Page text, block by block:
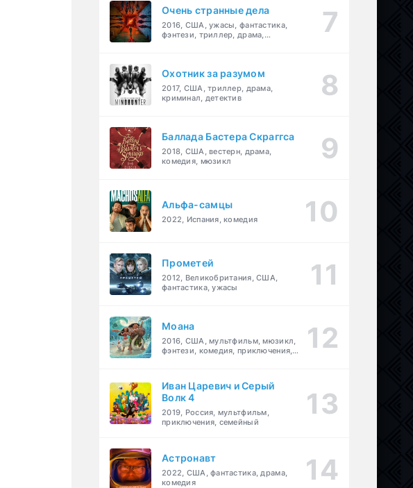
Очень странные дела
2016, США, ужасы, фантастика,
фэнтези, триллер, драма,
Охотник за разумом
2017, США, триллер, драма,
криминал, детектив
Баллада Бастера Скраггса
2018, США, вестерн, драма,
комедия, мюзикл
Альфа-самцы
2022, Испания, комедия
Прометей
2012, Великобритания, США,
фантастика, ужасы
Моана
2016, США, мультфильм, мюзикл,
фэнтези, комедия, приключения,
Иван Царевич и Серый
Волк 4
2019, Россия, мультфильм,
приключения, семейный
Астронавт
2022, США, фантастика, драма,
комедия